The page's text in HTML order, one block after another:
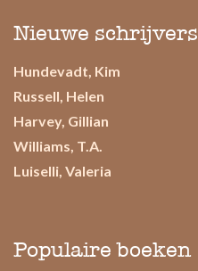
Nieuwe schrijvers
Hundevadt, Kim
Russell, Helen
Harvey, Gillian
Williams, T.A.
Luiselli, Valeria
Populaire boeken